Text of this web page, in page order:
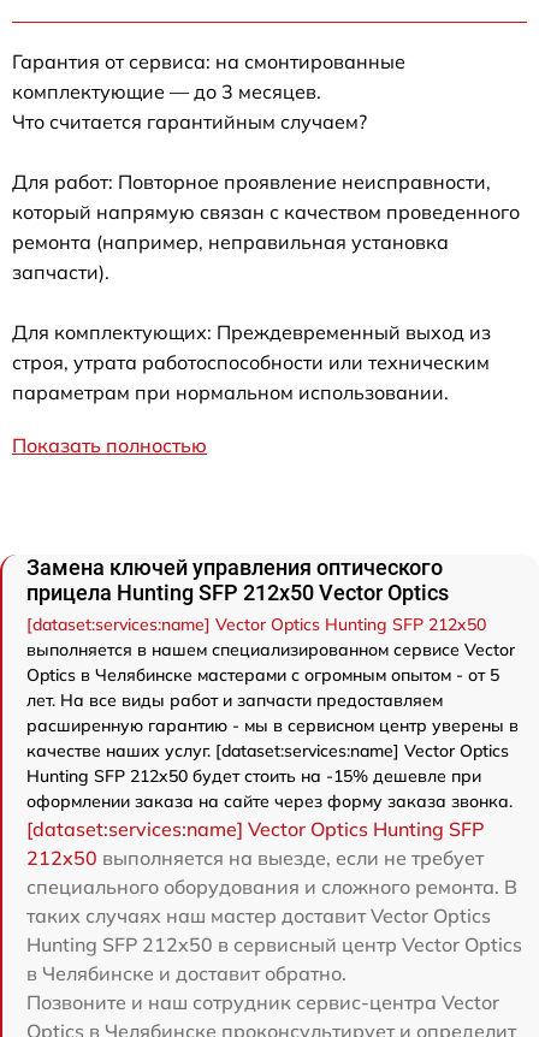
Гарантия от сервиса: на смонтированные
комплектующие — до 3 месяцев.
Что считается гарантийным случаем?
Для работ: Повторное проявление неисправности,
который напрямую связан с качеством проведенного
ремонта (например, неправильная установка
запчасти).
Для комплектующих: Преждевременный выход из
строя, утрата работоспособности или техническим
параметрам при нормальном использовании.
Показать полностью
Замена ключей управления оптического
прицела Hunting SFP 212x50 Vector Optics
[dataset:services:name] Vector Optics Hunting SFP 212x50
выполняется в нашем специализированном сервисе Vector
Optics в Челябинске мастерами с огромным опытом - от 5
лет. На все виды работ и запчасти предоставляем
расширенную гарантию - мы в сервисном центр уверены в
качестве наших услуг. [dataset:services:name] Vector Optics
Hunting SFP 212x50 будет стоить на -15% дешевле при
оформлении заказа на сайте через форму заказа звонка.
[dataset:services:name] Vector Optics Hunting SFP
212x50 выполняется на выезде, если не требует
специального оборудования и сложного ремонта. В
таких случаях наш мастер доставит Vector Optics
Hunting SFP 212x50 в сервисный центр Vector Optics
в Челябинске и доставит обратно.
Позвоните и наш сотрудник сервис-центра Vector
Optics в Челябинске проконсультирует и определит